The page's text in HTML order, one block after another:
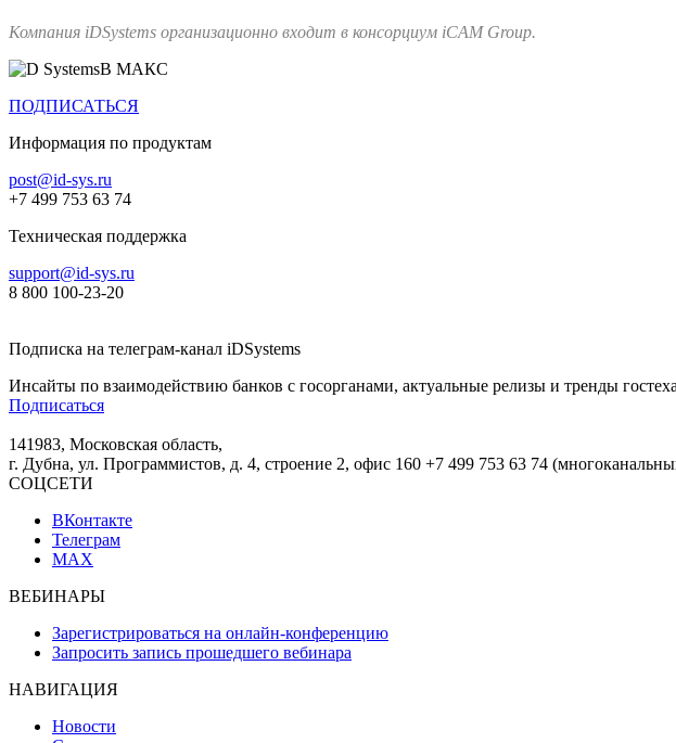
Компания iDSystems организационно входит в консорциум iCAM Group.
В МАКС
ПОДПИСАТЬСЯ
Информация по продуктам
post@id-sys.ru
+7 499 753 63 74
Техническая поддержка
support@id-sys.ru
8 800 100-23-20
Подписка на телеграм-канал iDSystems
Инсайты по взаимодействию банков с госорганами, актуальные релизы и тренды
Подписаться
141983, Московская область,
г. Дубна, ул. Программистов, д. 4, строение 2, офис 160 +7 499 753 63 74
СОЦСЕТИ
ВКонтакте
Телеграм
MAX
ВЕБИНАРЫ
Зарегистрироваться на онлайн-конференцию
Запросить запись прошедшего вебинара
НАВИГАЦИЯ
Новости